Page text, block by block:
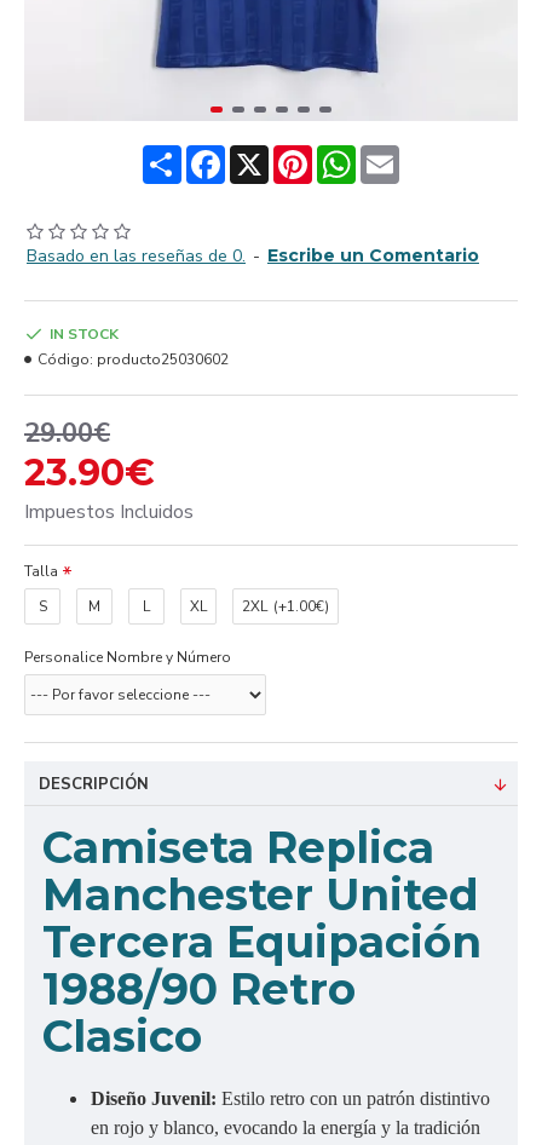
ShareFacebook
X PinterestWhatsApp
Email
Basado en las reseñas de 0. - Escribe un Comentario
23.90€
29.00€
Impuestos Incluidos
IN STOCK
Código: producto25030602
Talla
S
M L XL 2XL (+1.00€)
Personalice Nombre y Número
DESCRIPCIÓN
Camiseta Replica
Manchester United
Tercera Equipación
1988/90 Retro
Clasico
Diseño Juvenil: Estilo retro con un patrón distintivo
en rojo y blanco, evocando la energía y la tradición